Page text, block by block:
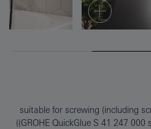
suitable for screwing (including
(GROHE QuickGlue S 41 247 000